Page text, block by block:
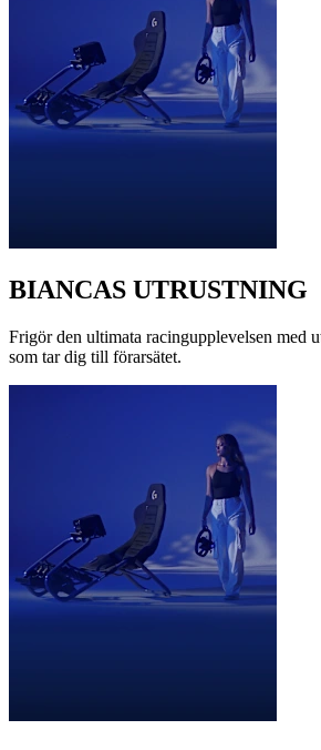
BIANCAS UTRUSTNING
Frigör den ultimata racingupplevelsen med
som tar dig till förarsätet.